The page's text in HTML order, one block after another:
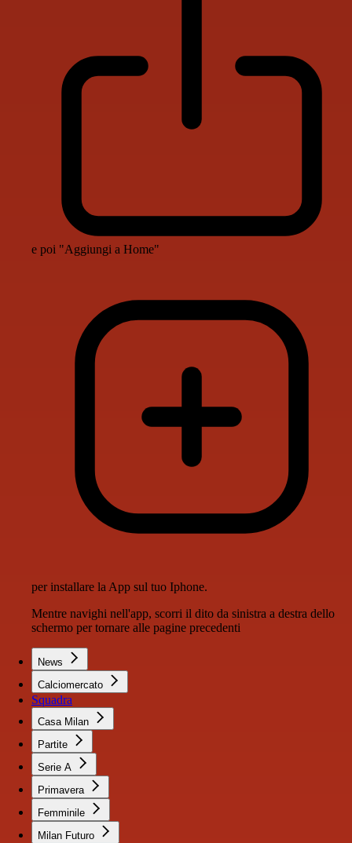
e poi "Aggiungi a Home"
per installare la App sul tuo Iphone.
Mentre navighi nell'app, scorri il dito da sinistra a destra dello
schermo per tornare alle pagine precedenti
News
Calciomercato
Squadra
Casa Milan
Partite
Serie A
Primavera
Femminile
Milan Futuro